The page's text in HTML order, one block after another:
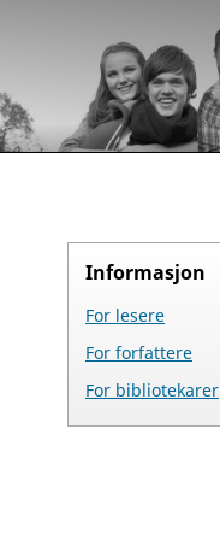
Informasjon
For lesere
For forfattere
For bibliotekarer